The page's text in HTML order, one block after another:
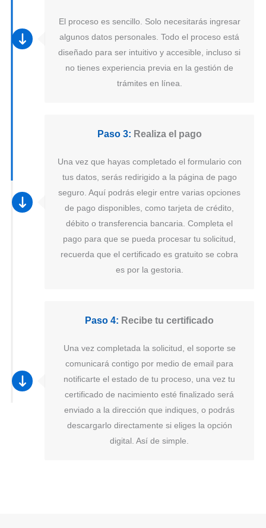
El proceso es sencillo. Solo necesitarás ingresar
algunos datos personales. Todo el proceso está
diseñado para ser intuitivo y accesible, incluso si
no tienes experiencia previa en la gestión de
trámites en línea.
Paso 3: Realiza el pago
Una vez que hayas completado el formulario con
tus datos, serás redirigido a la página de pago
seguro. Aquí podrás elegir entre varias opciones
de pago disponibles, como tarjeta de crédito,
débito o transferencia bancaria. Completa el
pago para que se pueda procesar tu solicitud,
recuerda que el certificado es gratuito se cobra
es por la gestoria.
Paso 4: Recibe tu certificado
Una vez completada la solicitud, el soporte se
comunicará contigo por medio de email para
notificarte el estado de tu proceso, una vez tu
certificado de nacimiento esté finalizado será
enviado a la dirección que indiques, o podrás
descargarlo directamente si eliges la opción
digital. Así de simple.